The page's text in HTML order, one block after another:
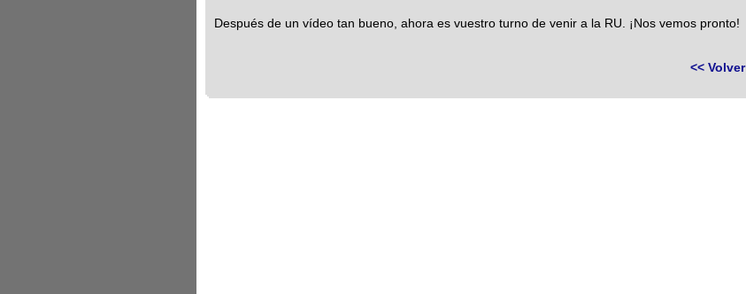
Después de un vídeo tan bueno, ahora es vuestro turno de venir a la RU. ¡Nos vemos pronto!
<< Volver